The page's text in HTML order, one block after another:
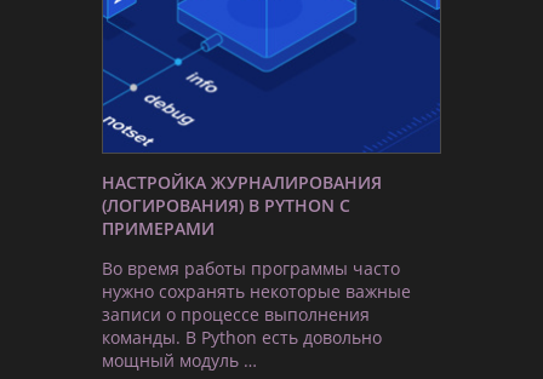
НАСТРОЙКА ЖУРНАЛИРОВАНИЯ
(ЛОГИРОВАНИЯ) В PYTHON С
ПРИМЕРАМИ
Во время работы программы часто
нужно сохранять некоторые важные
записи о процессе выполнения
команды. В Python есть довольно
мощный модуль …